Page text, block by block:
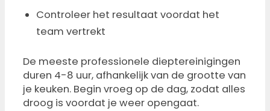
Controleer het resultaat voordat het
team vertrekt
De meeste professionele dieptereinigingen
duren 4-8 uur, afhankelijk van de grootte van
je keuken. Begin vroeg op de dag, zodat alles
droog is voordat je weer opengaat.